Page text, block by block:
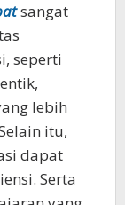
sangat
seperti
lebih
itu,
dapat
Serta